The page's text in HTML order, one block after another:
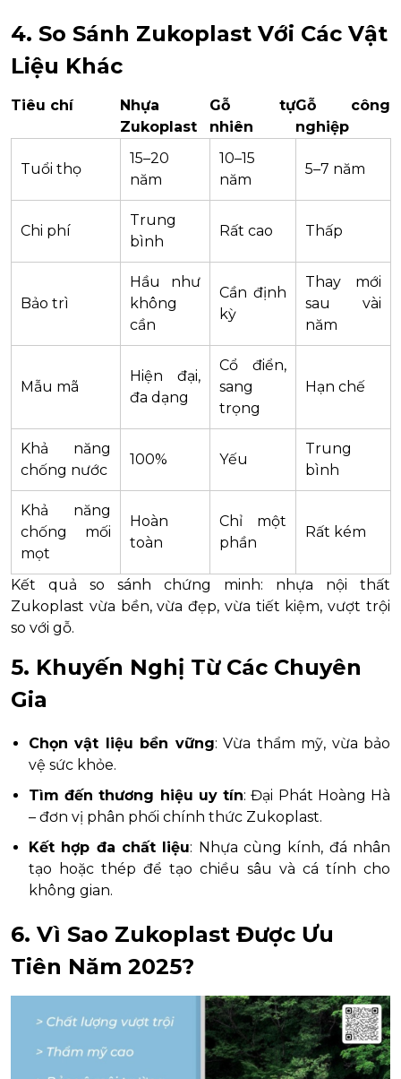
4. So Sánh Zukoplast Với Các Vật
Liệu Khác
Tiêu chí
Nhựa
Zukoplast
Gỗ tự
nhiên
Gỗ công
nghiệp
Tuổi thọ
15–20
năm
10–15
năm
5–7 năm
Chi phí
Trung
bình
Rất cao Thấp
Bảo trì
Hầu như
không
cần
Cần định
kỳ
Thay mới
sau vài
năm
Mẫu mã
Hiện đại,
đa dạng
Cổ điển,
sang
trọng
Hạn chế
Khả năng
chống nước
100% Yếu
Trung
bình
Khả năng
chống mối
mọt
Hoàn
toàn
Chỉ một
phần
Rất kém
Kết quả so sánh chứng minh: nhựa nội thất
Zukoplast vừa bền, vừa đẹp, vừa tiết kiệm, vượt trội
so với gỗ.
5. Khuyến Nghị Từ Các Chuyên
Gia
Chọn vật liệu bền vững: Vừa thẩm mỹ, vừa bảo
vệ sức khỏe.
Tìm đến thương hiệu uy tín: Đại Phát Hoàng Hà
– đơn vị phân phối chính thức Zukoplast.
Kết hợp đa chất liệu: Nhựa cùng kính, đá nhân
tạo hoặc thép để tạo chiều sâu và cá tính cho
không gian.
6. Vì Sao Zukoplast Được Ưu
Tiên Năm 2025?